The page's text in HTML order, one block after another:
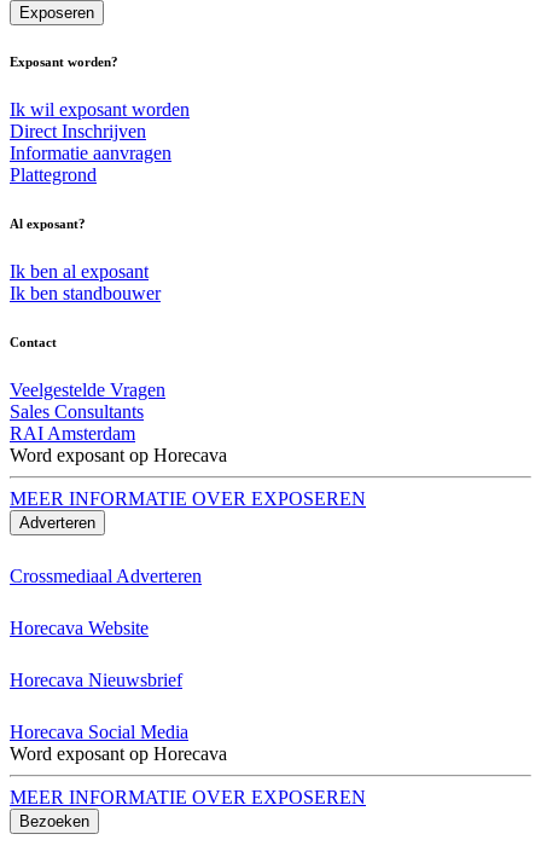
Exposeren
Exposant worden?
Ik wil exposant worden
Direct Inschrijven
Informatie aanvragen
Plattegrond
Al exposant?
Ik ben al exposant
Ik ben standbouwer
Contact
Veelgestelde Vragen
Sales Consultants
RAI Amsterdam
Word exposant op Horecava
MEER INFORMATIE OVER EXPOSEREN
Adverteren
Crossmediaal Adverteren
Horecava Website
Horecava Nieuwsbrief
Horecava Social Media
Word exposant op Horecava
MEER INFORMATIE OVER EXPOSEREN
Bezoeken